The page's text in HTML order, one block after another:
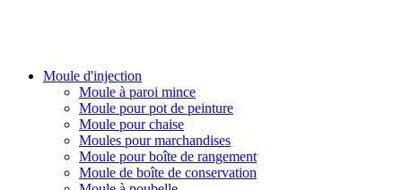
Moule d'injection
Moule à paroi mince
Moule pour pot de peinture
Moule pour chaise
Moules pour marchandises
Moule pour boîte de rangement
Moule de boîte de conservation